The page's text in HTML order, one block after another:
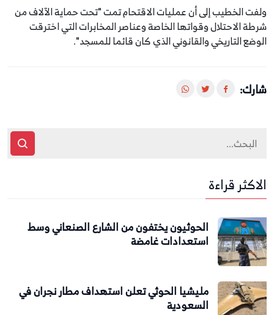
ولفت الخطيب إلى أن عمليات الاقتحام تمت "تحت حماية الآلاف من
شرطة الاحتلال وقواتها الخاصة وعناصر المخابرات التي اخترقت
الوضع التاريخي والقانوني الذي كان قائما للمسجد".
شارك:
الاكثر قراءة
الحوثيون يختفون من الشارع الصنعاني وسط
استعدادات غامضة
مليشيا الحوثي تعلن استهداف مطار نجران في
السعودية